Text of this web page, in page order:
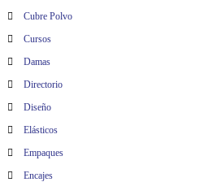
Cubre Polvo
Cursos
Damas
Directorio
Diseño
Elásticos
Empaques
Encajes